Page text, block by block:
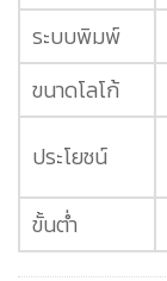
ระบบพิมพ์
ขนาดโลโก้
ประโยชน์
ขั้นต่ำ